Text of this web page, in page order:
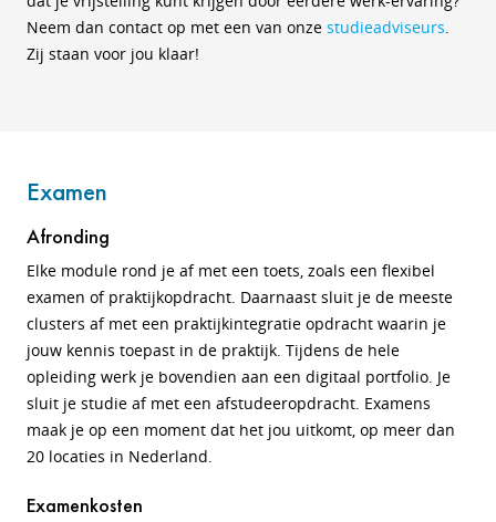
Neem dan contact op met een van onze studieadviseurs.
Zij staan voor jou klaar!
Examen
Afronding
Elke module rond je af met een toets, zoals een flexibel
examen of praktijkopdracht. Daarnaast sluit je de meeste
clusters af met een praktijkintegratie opdracht waarin je
jouw kennis toepast in de praktijk. Tijdens de hele
opleiding werk je bovendien aan een digitaal portfolio. Je
sluit je studie af met een afstudeeropdracht. Examens
maak je op een moment dat het jou uitkomt, op meer dan
20 locaties in Nederland.
Examenkosten